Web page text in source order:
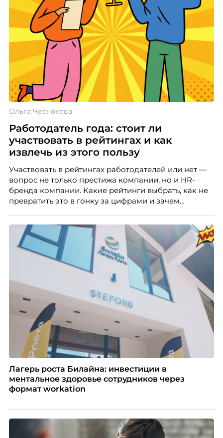
Ольга Чеснокова
Работодатель года: стоит ли
участвовать в рейтингах и как
извлечь из этого пользу
Участвовать в рейтингах работодателей или нет —
вопрос не только престижа компании, но и HR-
бренда компании. Какие рейтинги выбрать, как не
превратить это в гонку за цифрами и зачем
Чеснокова, HR-директор Right line.
Лагерь роста Билайна: инвестиции в
ментальное здоровье сотрудников через
формат workation